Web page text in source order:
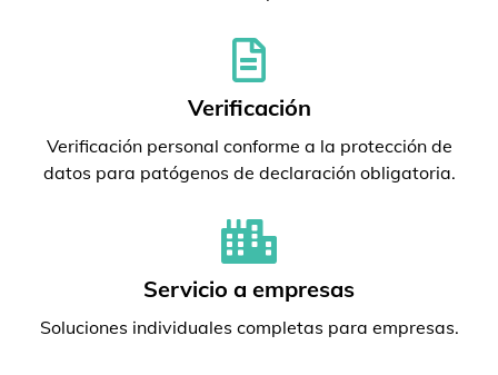
Verificación
Verificación personal conforme a la protección de
datos para patógenos de declaración obligatoria.
Servicio a empresas
Soluciones individuales completas para empresas.